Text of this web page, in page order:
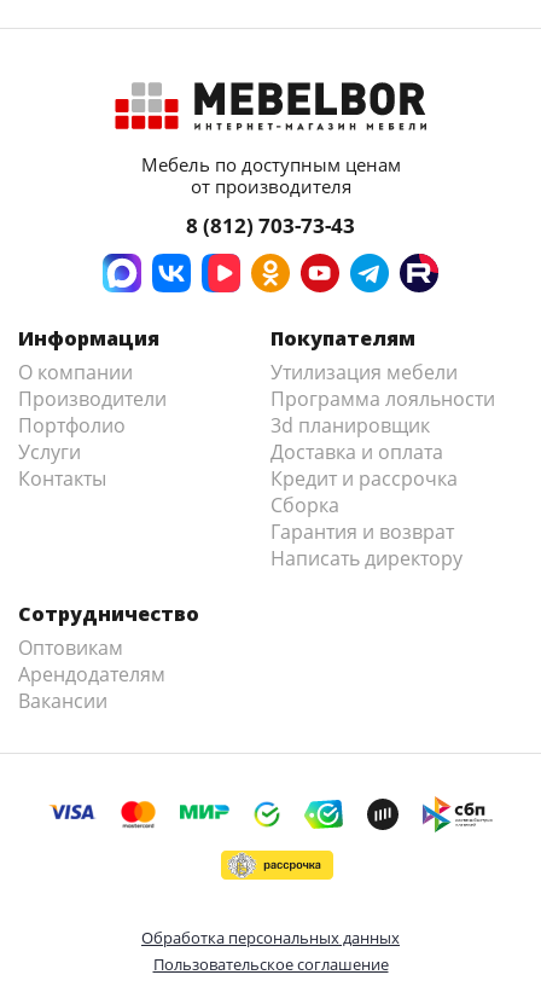
Мебель по доступным ценам
от производителя
8 (812) 703-73-43
Информация
О компании
Производители
Портфолио
Услуги
Контакты
Покупателям
Утилизация мебели
Программа лояльности
3d планировщик
Доставка и оплата
Кредит и рассрочка
Сборка
Гарантия и возврат
Написать директору
Сотрудничество
Оптовикам
Арендодателям
Вакансии
Обработка персональных данных
Пользовательское соглашение